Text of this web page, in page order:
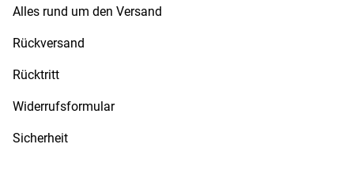
Alles rund um den Versand
Rückversand
Rücktritt
Widerrufsformular
Sicherheit